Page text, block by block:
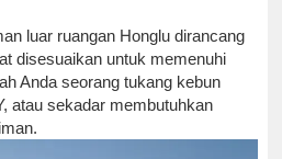
luar ruangan Honglu dirancang
disesuaikan untuk memenuhi
Anda seorang tukang kebun
atau sekadar membutuhkan